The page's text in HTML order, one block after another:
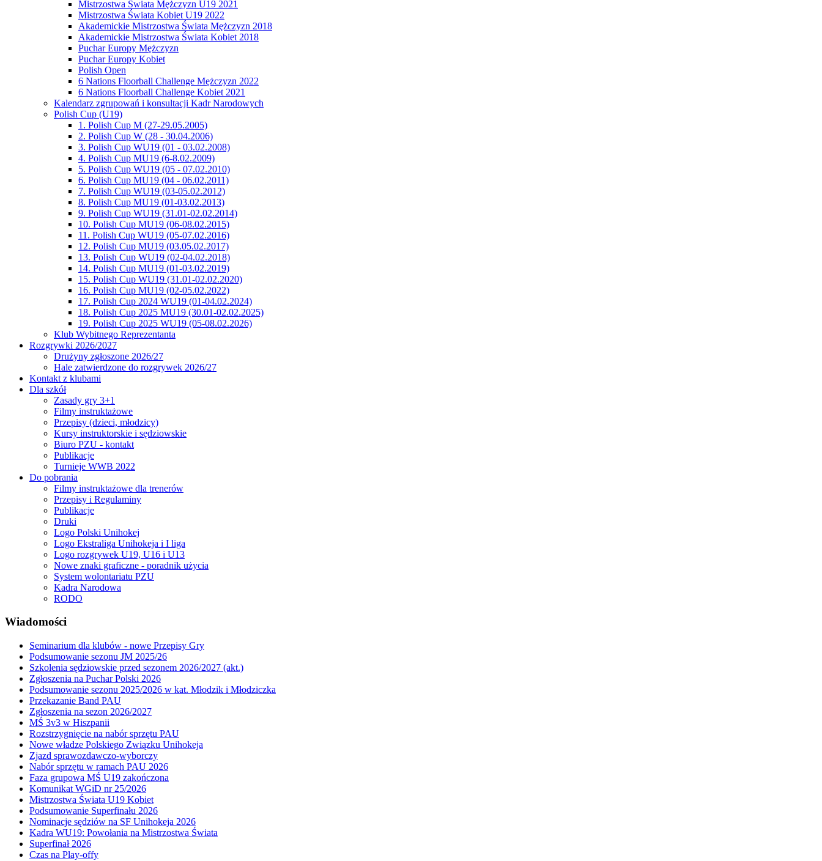
Mistrzostwa Świata Mężczyzn U19 2021
Mistrzostwa Świata Kobiet U19 2022
Akademickie Mistrzostwa Świata Mężczyzn 2018
Akademickie Mistrzostwa Świata Kobiet 2018
Puchar Europy Mężczyzn
Puchar Europy Kobiet
Polish Open
6 Nations Floorball Challenge Mężczyzn 2022
6 Nations Floorball Challenge Kobiet 2021
Kalendarz zgrupowań i konsultacji Kadr Narodowych
Polish Cup (U19)
1. Polish Cup M (27-29.05.2005)
2. Polish Cup W (28 - 30.04.2006)
3. Polish Cup WU19 (01 - 03.02.2008)
4. Polish Cup MU19 (6-8.02.2009)
5. Polish Cup WU19 (05 - 07.02.2010)
6. Polish Cup MU19 (04 - 06.02.2011)
7. Polish Cup WU19 (03-05.02.2012)
8. Polish Cup MU19 (01-03.02.2013)
9. Polish Cup WU19 (31.01-02.02.2014)
10. Polish Cup MU19 (06-08.02.2015)
11. Polish Cup WU19 (05-07.02.2016)
12. Polish Cup MU19 (03.05.02.2017)
13. Polish Cup WU19 (02-04.02.2018)
14. Polish Cup MU19 (01-03.02.2019)
15. Polish Cup WU19 (31.01-02.02.2020)
16. Polish Cup MU19 (02-05.02.2022)
17. Polish Cup 2024 WU19 (01-04.02.2024)
18. Polish Cup 2025 MU19 (30.01-02.02.2025)
19. Polish Cup 2025 WU19 (05-08.02.2026)
Klub Wybitnego Reprezentanta
Rozgrywki 2026/2027
Drużyny zgłoszone 2026/27
Hale zatwierdzone do rozgrywek 2026/27
Kontakt z klubami
Dla szkół
Zasady gry 3+1
Filmy instruktażowe
Przepisy (dzieci, młodzicy)
Kursy instruktorskie i sędziowskie
Biuro PZU - kontakt
Publikacje
Turnieje WWB 2022
Do pobrania
Filmy instruktażowe dla trenerów
Przepisy i Regulaminy
Publikacje
Druki
Logo Polski Unihokej
Logo Ekstraliga Unihokeja i I liga
Logo rozgrywek U19, U16 i U13
Nowe znaki graficzne - poradnik użycia
System wolontariatu PZU
Kadra Narodowa
RODO
Wiadomości
Seminarium dla klubów - nowe Przepisy Gry
Podsumowanie sezonu JM 2025/26
Szkolenia sędziowskie przed sezonem 2026/2027 (akt.)
Zgłoszenia na Puchar Polski 2026
Podsumowanie sezonu 2025/2026 w kat. Młodzik i Młodziczka
Przekazanie Band PAU
Zgłoszenia na sezon 2026/2027
MŚ 3v3 w Hiszpanii
Rozstrzygnięcie na nabór sprzętu PAU
Nowe władze Polskiego Związku Unihokeja
Zjazd sprawozdawczo-wyborczy
Nabór sprzętu w ramach PAU 2026
Faza grupowa MŚ U19 zakończona
Komunikat WGiD nr 25/2026
Mistrzostwa Świata U19 Kobiet
Podsumowanie Superfinału 2026
Nominacje sędziów na SF Unihokeja 2026
Kadra WU19: Powołania na Mistrzostwa Świata
Superfinał 2026
Czas na Play-offy